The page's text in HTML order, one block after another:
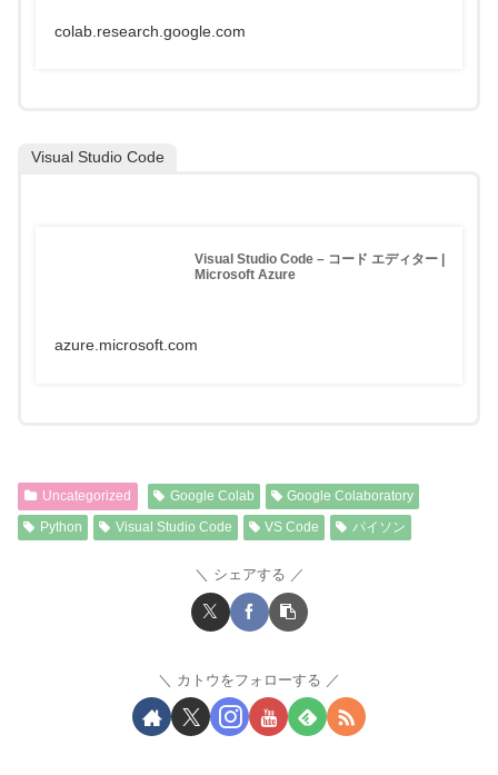
colab.research.google.com
Visual Studio Code
Visual Studio Code – コード エディター |
Microsoft Azure
azure.microsoft.com
Uncategorized Google Colab
Google Colaboratory
Python
Visual Studio Code VS Code パイソン
シェアする
カトウをフォローする